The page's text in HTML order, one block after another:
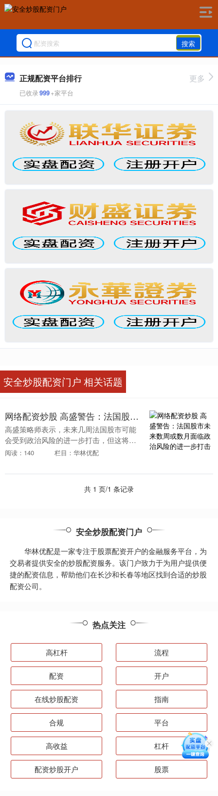
搜索
正规配资平台排行
已收录999+家平台
更多
安全炒股配资门户 相关话题
网络配资炒股 高盛警告：法国股市未来数周或数月面临政治风险的进一步打击
高盛策略师表示，未来几周法国股市可能
会受到政治风险的进一步打击，但这将集
中在某些领域。上周，法国CAC 40指数大
表现....
阅读：140 栏目：华林优配
共 1 页/1 条记录
安全炒股配资门户
华林优配是一家专注于股票配资开户的金融服务平台，为
交易者提供安全的炒股配资服务。该门户致力于为用户提供便
捷的配资信息，帮助他们在长沙和长春等地区找到合适的炒股
配资公司。
热点关注
高杠杆 流程
配资 开户
在线炒股配资 指南
合规 平台
高收益 杠杆
配资炒股开户 股票